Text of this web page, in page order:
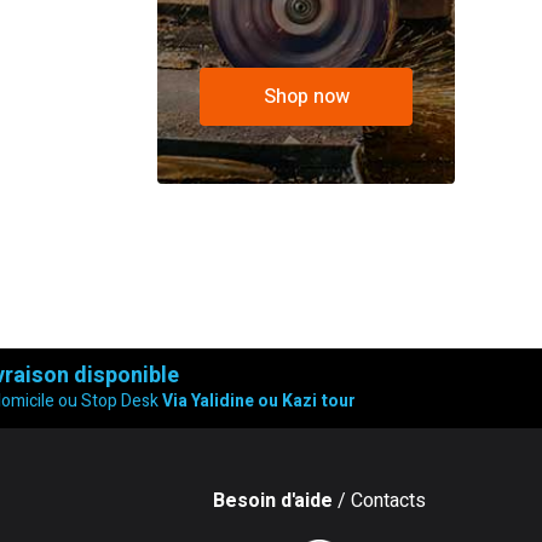
Shop now
disponible
ou Stop DeskVia Yalidine ou Kazi tour
Besoin d'aide / Contacts